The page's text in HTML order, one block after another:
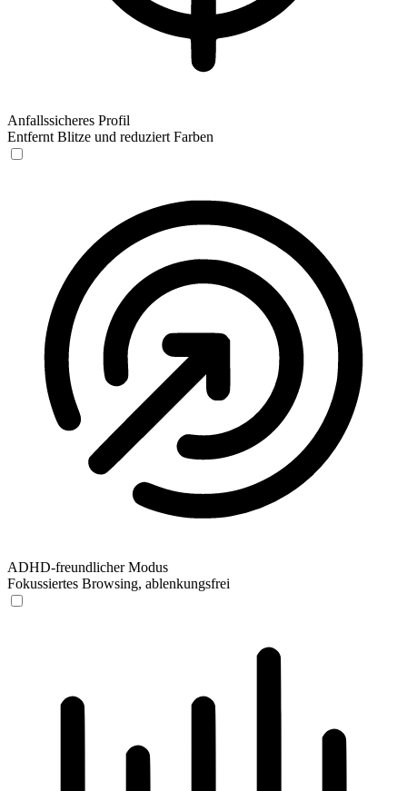
Anfallssicheres Profil
Entfernt Blitze und reduziert Farben
ADHD-freundlicher Modus
Fokussiertes Browsing, ablenkungsfrei